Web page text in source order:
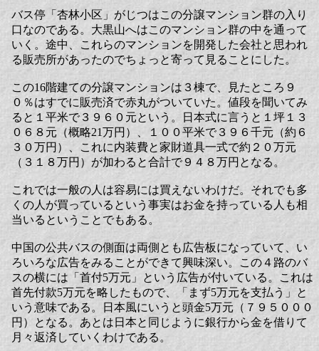
バス停「杏林小区」がじつはこの分譲マンション群の入り
口なのである。大黒山へはこのマンション群の中を通って
いく。途中、これらのマンションを開発した会社と思われ
る販売所があったのでちょっと寄って見ることにした。
この16階建ての分譲マンションは３棟で、見たところ９
０％はすでに販売済で赤丸がついていた。値段を聞いてみ
ると１平米で３９６０元という。日本式に言うと１坪１３
０６８元（概略21万円）、１００平米で３９６千元（約６
３０万円）、これに内装費と家財道具一式で約２０万元
（３１８万円）が加わると合計で９４８万円となる。
これでは一般の人は容易には買えないわけだ。それでも多
くの人が買っているという事実はお金を持っている人も相
当いるということでもある。
中国の公共バスの側面は両側とも広告板になっていて、い
ろいろな広告をみることができて興味深い。この４路のバ
スの横には「首付5万元」という広告が付いている。これは
首先付款5万元を略したもので、「まず5万元を支払う」と
いう意味である。日本風にいうと頭金5万元（７９５０００
円）となる。あとは日本と同じように銀行から金を借りて
月々返済していくわけである。